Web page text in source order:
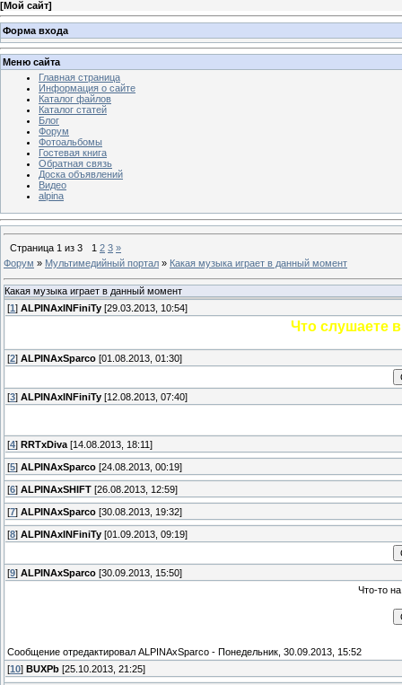
[Мой сайт]
Форма входа
Меню сайта
Главная страница
Информация о сайте
Каталог файлов
Каталог статей
Блог
Форум
Фотоальбомы
Гостевая книга
Обратная связь
Доска объявлений
Видео
alpina
Страница 1 из 3 1 2 3 »
Форум » Мультимедийный портал » Какая музыка играет в данный момент
Какая музыка играет в данный момент
[1 ] ALPINAxINFiniTy [29.03.2013, 10:54]
Что слушаете
[2] ALPINAxSparco [01.08.2013, 01:30]
[3] ALPINAxINFiniTy [12.08.2013, 07:40]
[4] RRTxDiva [14.08.2013, 18:11]
[5] ALPINAxSparco [24.08.2013, 00:19]
[6] ALPINAxSHIFT [26.08.2013, 12:59]
[7] ALPINAxSparco [30.08.2013, 19:32]
[8] ALPINAxINFiniTy [01.09.2013, 09:19]
[9] ALPINAxSparco [30.09.2013, 15:50]
Что-то
Сообщение отредактировал ALPINAxSparco - Понедельник, 30.09.2013, 15:52
[10] BUXPb [25.10.2013, 21:25]